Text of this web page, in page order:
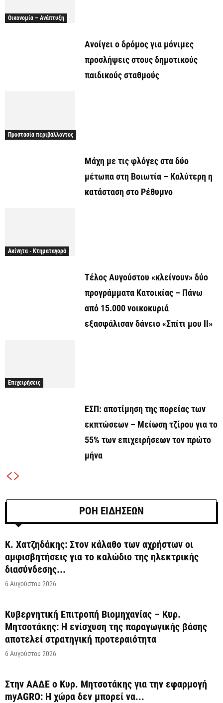
Οικονομία – Ανάπτυξη
Ανοίγει ο δρόμος για μόνιμες
προσλήψεις στους δημοτικούς
παιδικούς σταθμούς
Προστασία περιβάλλοντος
Μάχη με τις φλόγες στα δύο
μέτωπα στη Βοιωτία – Καλύτερη η
κατάσταση στο Ρέθυμνο
Ακίνητα - Κτηματαγορά
Τέλος Αυγούστου «κλείνουν» δύο
προγράμματα Κατοικίας – Πάνω
από 15.000 νοικοκυριά
εξασφάλισαν δάνειο «Σπίτι μου ΙΙ»
Επιχειρήσεις
ΕΣΠ: αποτίμηση της πορείας των
εκπτώσεων – Μείωση τζίρου για το
55% των επιχειρήσεων τον πρώτο
μήνα
ΡΟΗ ΕΙΔΗΣΕΩΝ
Κ. Χατζηδάκης: Στον κάλαθο των αχρήστων οι
αμφισβητήσεις για το καλώδιο της ηλεκτρικής
διασύνδεσης...
6 Αυγούστου 2026
Κυβερνητική Επιτροπή Βιομηχανίας – Κυρ.
Μητσοτάκης: Η ενίσχυση της παραγωγικής βάσης
αποτελεί στρατηγική προτεραιότητα
6 Αυγούστου 2026
Στην ΑΑΔΕ ο Κυρ. Μητσοτάκης για την εφαρμογή
myAGRO: Η χώρα δεν μπορεί να...